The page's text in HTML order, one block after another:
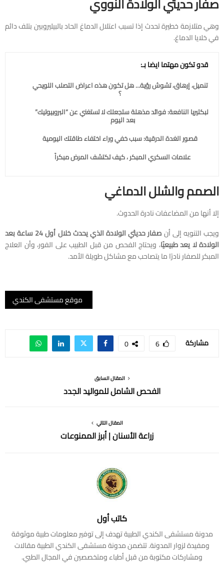
وهي متلازمة خطيرة تحدث إذا تسبب اعتلال الدماغ الحاد بالبيليروبين بتلف دائم
في خلايا الدماغ.
قدو تكون مهتما ايضا بـ:
تنميل، إرهاق، تشوش رؤية… هل تكون هذه اعراض التصلب اللويحي
؟
البكتيريا النافعة: فوائد مذهلة ستجعلك لا تستغني عن “البروبيوتيك”
بعد اليوم
قصور الغدة الدرقية: سبب خفي وراء اختفاء طاقتك اليومية
علامات السكري المبكر ، كيف تكتشف المرض مبكراً
الصمم والشلل الدماغي
إلا أنها من المضاعفات نادرة الحدوث.
ويجب التنويه إلى أن
صفار حديثي الولادة الذي يحدث خلال أول 24 ساعة بعد
الولادة لا يعد طبيعيًا، ويحتاج الفحص من قبل الطبيب على الفور، وأن العلاج
المبكر للصفار نادرًا ما يتصاحب مع مشاكل طويلة الأمد.
موقع مستشفى الكندي
مشاركة 6
0
المقال السابق
الفحص الشامل للمواليد الجدد
المقال التالي
زراعة الأسنان | أبرز الممنوعات
كاتب أول
مدونة مستشفى الكندي الطبية تهدف إلى توفير معلومات طبية موثوقة
ومفيدة لزوار المدونة. تتضمن مدونة مستشفى الكندي الطبية مقالات
ومشاركات مكتوبة من قبل أطباء ومتخصصين في المجال الطبي.